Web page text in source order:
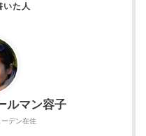
ルマン容子
デン在住